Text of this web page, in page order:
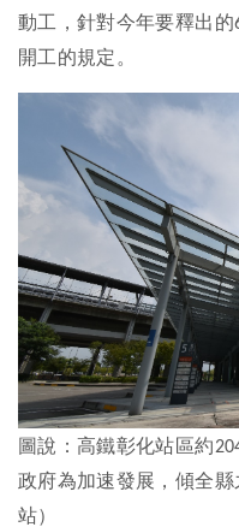
動工，針對今年要釋出的
開工的規定。
圖說：高鐵彰化站區約
政府為加速發展，傾全
站）